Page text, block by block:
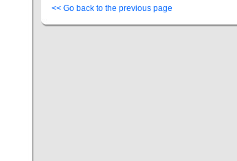
<< Go back to the previous page